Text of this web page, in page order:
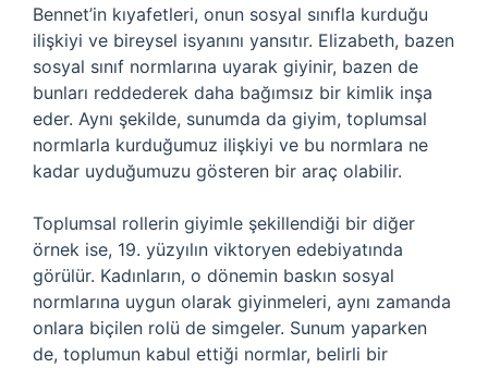
Bennet’in kıyafetleri, onun sosyal sınıfla kurduğu
ilişkiyi ve bireysel isyanını yansıtır. Elizabeth, bazen
sosyal sınıf normlarına uyarak giyinir, bazen de
bunları reddederek daha bağımsız bir kimlik inşa
eder. Aynı şekilde, sunumda da giyim, toplumsal
normlarla kurduğumuz ilişkiyi ve bu normlara ne
kadar uyduğumuzu gösteren bir araç olabilir.
Toplumsal rollerin giyimle şekillendiği bir diğer
örnek ise, 19. yüzyılın viktoryen edebiyatında
görülür. Kadınların, o dönemin baskın sosyal
normlarına uygun olarak giyinmeleri, aynı zamanda
onlara biçilen rolü de simgeler. Sunum yaparken
de, toplumun kabul ettiği normlar, belirli bir